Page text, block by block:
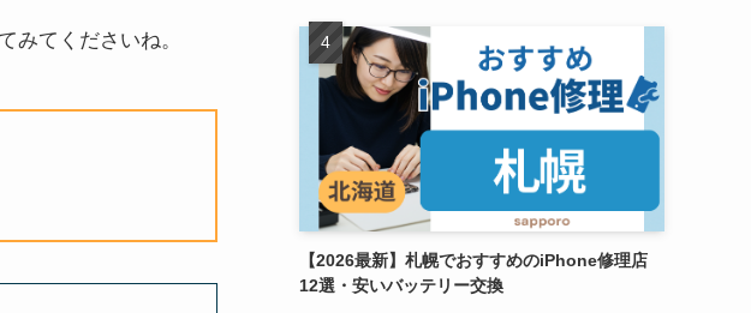
みてくださいね。
【2026最新】札幌でおすすめのiPhone修理店
12選・安いバッテリー交換